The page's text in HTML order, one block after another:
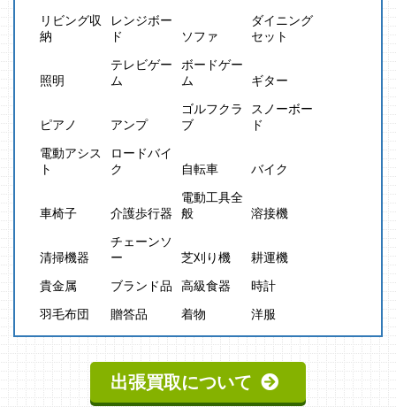
リビング収
納
レンジボー
ド
ソファ
ダイニング
セット
照明
テレビゲー
ム
ボードゲー
ム
ギター
ピアノ アンプ
ゴルフクラ
ブ
スノーボー
ド
電動アシス
ト
ロードバイ
ク
自転車 バイク
車椅子 介護歩行器
電動工具全
般
溶接機
清掃機器
チェーンソ
ー
芝刈り機
耕運機
貴金属
ブランド品 高級食器
時計
羽毛布団
贈答品 着物 洋服
出張買取について